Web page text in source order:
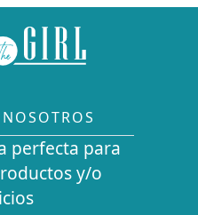
perfecta para
y/o